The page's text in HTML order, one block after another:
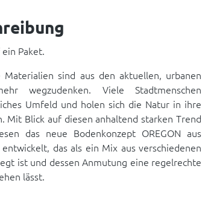
Paket.
Materialien sind aus den aktuellen, urbanen
wegzudenken. Viele Stadtmenschen
Umfeld und holen sich die Natur in ihre
Mit Blick auf diesen anhaltend starken Trend
das neue Bodenkonzept OREGON aus
das als ein Mix aus verschiedenen
ist und dessen Anmutung eine regelrechte
lässt.